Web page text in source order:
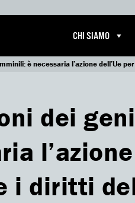
CHI SIAMO
è necessaria l’azione dell’Ue
dei
l’azione
i diritti